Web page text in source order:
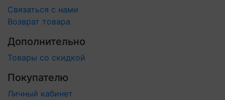
Связаться с нами
Возврат товара
Дополнительно
Товары со скидкой
Покупателю
Личный кабинет